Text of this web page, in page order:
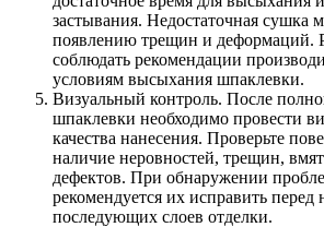
застывания. Недостаточная сушка
появлению трещин и деформаций.
соблюдать рекомендации
условиям высыхания шпаклевки.
Визуальный контроль. После
шпаклевки необходимо провести
качества нанесения. Проверьте
наличие неровностей, трещин,
дефектов. При обнаружении
рекомендуется их исправить перед
последующих слоев отделки.